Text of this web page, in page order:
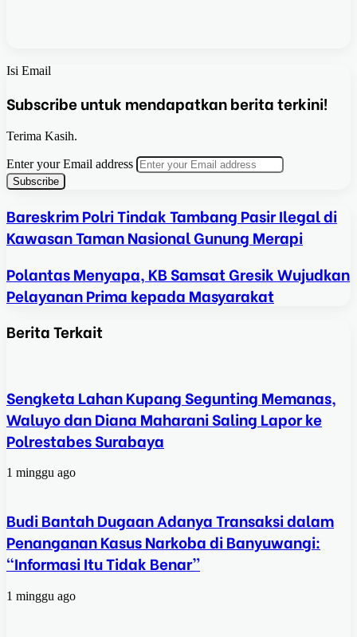
Isi Email
Subscribe untuk mendapatkan berita terkini!
Terima Kasih.
Enter your Email address
Bareskrim Polri Tindak Tambang Pasir Ilegal di
Kawasan Taman Nasional Gunung Merapi
Polantas Menyapa, KB Samsat Gresik Wujudkan
Pelayanan Prima kepada Masyarakat
Berita Terkait
Sengketa Lahan Kupang Segunting Memanas,
Waluyo dan Diana Maharani Saling Lapor ke
Polrestabes Surabaya
1 minggu ago
Budi Bantah Dugaan Adanya Transaksi dalam
Penanganan Kasus Narkoba di Banyuwangi:
“Informasi Itu Tidak Benar”
1 minggu ago